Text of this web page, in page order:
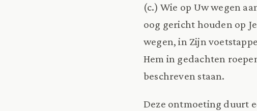
(c.) Wie op Uw wegen
oog gericht houden op
wegen, in Zijn
Hem in gedachten
beschreven staan.
Deze ontmoeting duurt